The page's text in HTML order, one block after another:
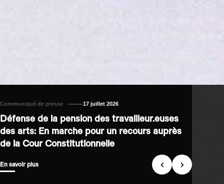
Communiqué de presse 17 juillet 2026
Défense de la pension des travailleur.euses
des arts: En marche pour un recours auprès
de la Cour Constitutionnelle
En savoir plus
Actualité de la FEAS 15 juillet 2026
Festival d’Avignon : Rencontre d’une
délégation de la FEAS avec la Ministre
Elisabeth Degryse
Plus d'infos